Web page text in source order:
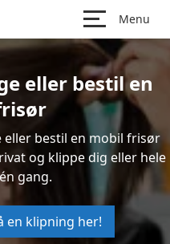
Menu
eller bestil en
eller bestil en mobil frisør
og klippe dig eller hele
gang.
en klipning her!